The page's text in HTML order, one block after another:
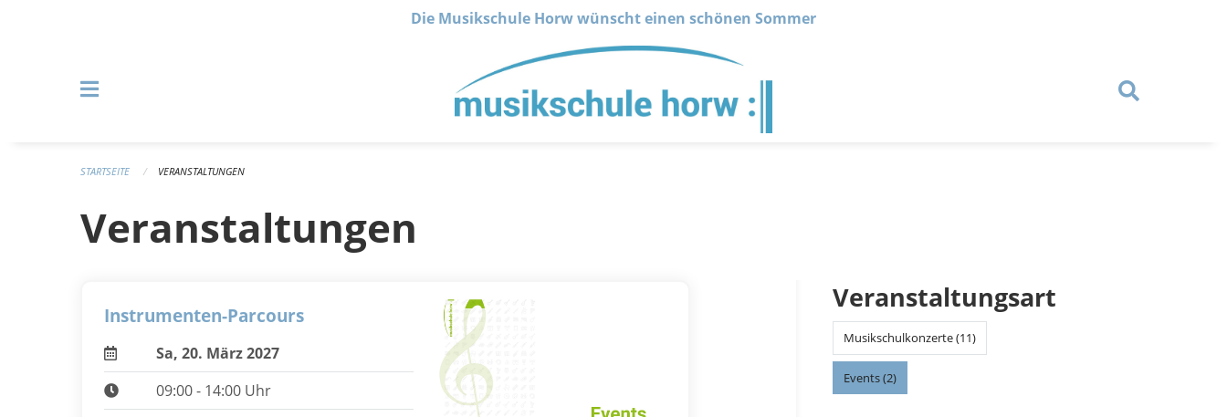
Die Musikschule Horw wünscht einen schönen Sommer
STARTSEITE VERANSTALTUNGEN
Veranstaltungen
Instrumenten-Parcours
Sa, 20. März 2027
09:00 - 14:00 Uhr
Veranstaltungsart
Musikschulkonzerte (11)
Events (2)